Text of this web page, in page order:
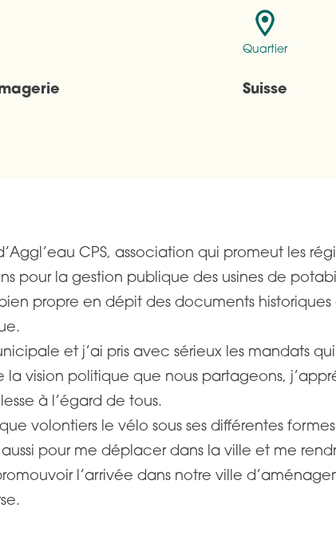
Quartier
Suisse
CPS, association qui promeut les
pour la gestion publique des usines de
propre en dépit des documents
et j’ai pris avec sérieux les mandats
vision politique que nous partageons,
à l’égard de tous.
volontiers le vélo sous ses différentes
pour me déplacer dans la ville et me
l’arrivée dans notre ville